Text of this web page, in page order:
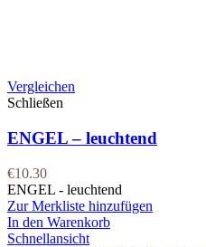
Vergleichen
Schließen
ENGEL – leuchtend
€10.30
ENGEL - leuchtend
Zur Merkliste hinzufügen
In den Warenkorb
Schnellansicht